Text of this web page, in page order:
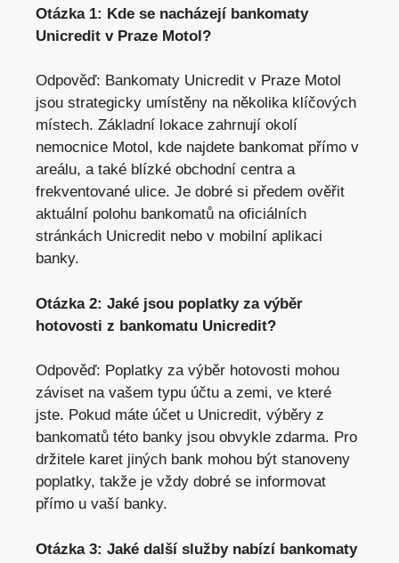
Otázka 1: Kde se nacházejí bankomaty
Unicredit v Praze Motol?
Odpověď: Bankomaty Unicredit v Praze Motol
jsou strategicky umístěny na několika klíčových
místech. Základní lokace zahrnují okolí
nemocnice Motol, kde najdete bankomat přímo v
areálu, a také blízké obchodní centra a
frekventované ulice. Je dobré si předem ověřit
aktuální polohu bankomatů na oficiálních
stránkách Unicredit nebo v mobilní aplikaci
banky.
Otázka 2: Jaké jsou poplatky za výběr
hotovosti z bankomatu Unicredit?
Odpověď: Poplatky za výběr hotovosti mohou
záviset na vašem typu účtu a zemi, ve které
jste. Pokud máte účet u Unicredit, výběry z
bankomatů této banky jsou obvykle zdarma. Pro
držitele karet jiných bank mohou být stanoveny
poplatky, takže je vždy dobré se informovat
přímo u vaší banky.
Otázka 3: Jaké další služby nabízí bankomaty